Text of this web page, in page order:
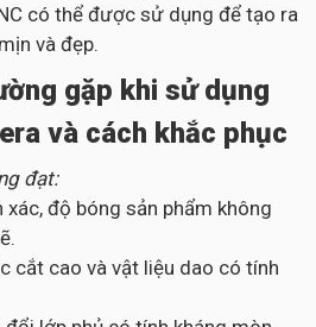
có thể được sử dụng để tạo ra
và đẹp.
gặp khi sử dụng
và cách khắc phục
đạt:
độ bóng sản phẩm không
cắt cao và vật liệu dao có tính